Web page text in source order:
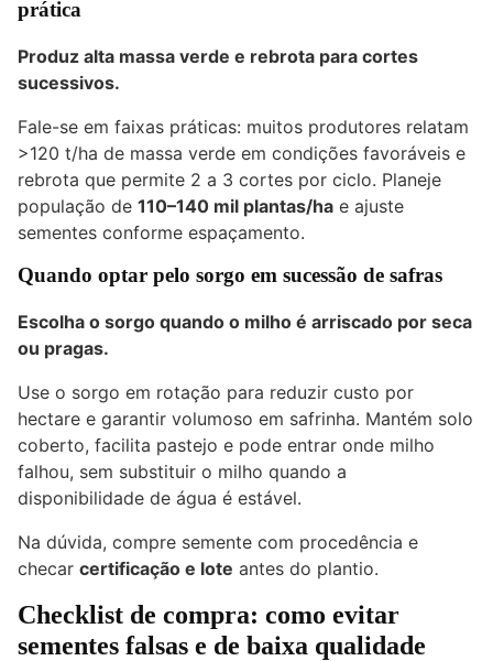
prática
Produz alta massa verde e rebrota para cortes
sucessivos.
Fale-se em faixas práticas: muitos produtores relatam
>120 t/ha de massa verde em condições favoráveis e
rebrota que permite 2 a 3 cortes por ciclo. Planeje
população de 110–140 mil plantas/ha e ajuste
sementes conforme espaçamento.
Quando optar pelo sorgo em sucessão de safras
Escolha o sorgo quando o milho é arriscado por seca
ou pragas.
Use o sorgo em rotação para reduzir custo por
hectare e garantir volumoso em safrinha. Mantém solo
coberto, facilita pastejo e pode entrar onde milho
falhou, sem substituir o milho quando a
disponibilidade de água é estável.
Na dúvida, compre semente com procedência e
checar certificação e lote antes do plantio.
Checklist de compra: como evitar
sementes falsas e de baixa qualidade